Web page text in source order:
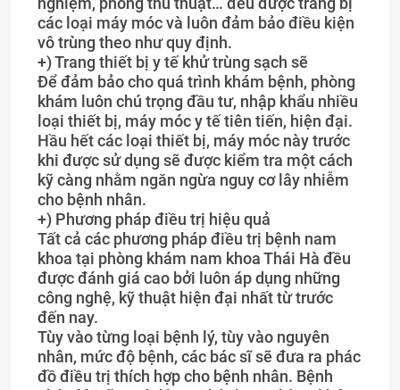
các loại máy móc và luôn đảm bảo điều kiện
vô trùng theo như quy định.
+) Trang thiết bị y tế khử trùng sạch sẽ
Để đảm bảo cho quá trình khám bệnh, phòng
khám luôn chú trọng đầu tư, nhập khẩu nhiều
loại thiết bị, máy móc y tế tiên tiến, hiện đại.
Hầu hết các loại thiết bị, máy móc này trước
khi được sử dụng sẽ được kiểm tra một cách
kỹ càng nhằm ngăn ngừa nguy cơ lây nhiễm
cho bệnh nhân.
+) Phương pháp điều trị hiệu quả
Tất cả các phương pháp điều trị bệnh nam
khoa tại phòng khám nam khoa Thái Hà đều
được đánh giá cao bởi luôn áp dụng những
công nghệ, kỹ thuật hiện đại nhất từ trước
đến nay.
Tùy vào từng loại bệnh lý, tùy vào nguyên
nhân, mức độ bệnh, các bác sĩ sẽ đưa ra phác
đồ điều trị thích hợp cho bệnh nhân. Bệnh